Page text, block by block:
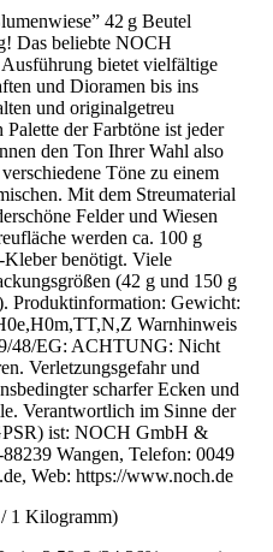
42 g Beutel
Das beliebte NOCH
bietet vielfältige
und Dioramen bis ins
und originalgetreu
der Farbtöne ist jeder
den Ton Ihrer Wahl also
Töne zu einem
Mit dem Streumaterial
Felder und Wiesen
werden ca. 100 g
Kleber benötigt. Viele
(42 g und 150 g
Produktinformation: Gewicht:
Warnhinweis
48/EG: ACHTUNG: Nicht
Verletzungsgefahr und
scharfer Ecken und
Verantwortlich im Sinne der
ist: NOCH GmbH &
Wangen, Telefon: 0049
Web: https://www.noch.de
1 Kilogramm)